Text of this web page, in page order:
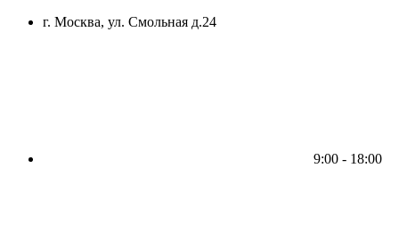
г. Москва, ул. Смольная д.24
9:00 - 18:00